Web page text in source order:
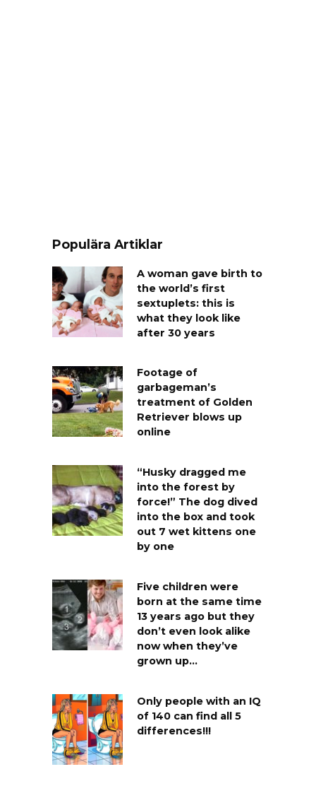
Populära Artiklar
A woman gave birth to
the world’s first
sextuplets: this is
what they look like
after 30 years
Footage of
garbageman’s
treatment of Golden
Retriever blows up
online
“Husky dragged me
into the forest by
force!” The dog dived
into the box and took
out 7 wet kittens one
by one
Five children were
born at the same time
13 years ago but they
don’t even look alike
now when they’ve
grown up…
Only people with an IQ
of 140 can find all 5
differences!!!